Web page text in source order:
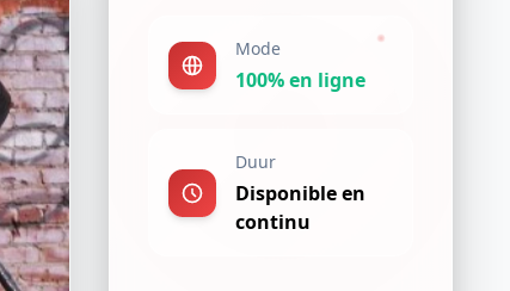
Mode
100% en ligne
Duur
Disponible en
continu